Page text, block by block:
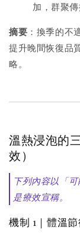
加，群聚傳
摘要 ：換季的不
提升晚間恢復品
略。
溫熱浸泡的
效）
下列內容以「
是療效宣稱。
機制 1｜體溫